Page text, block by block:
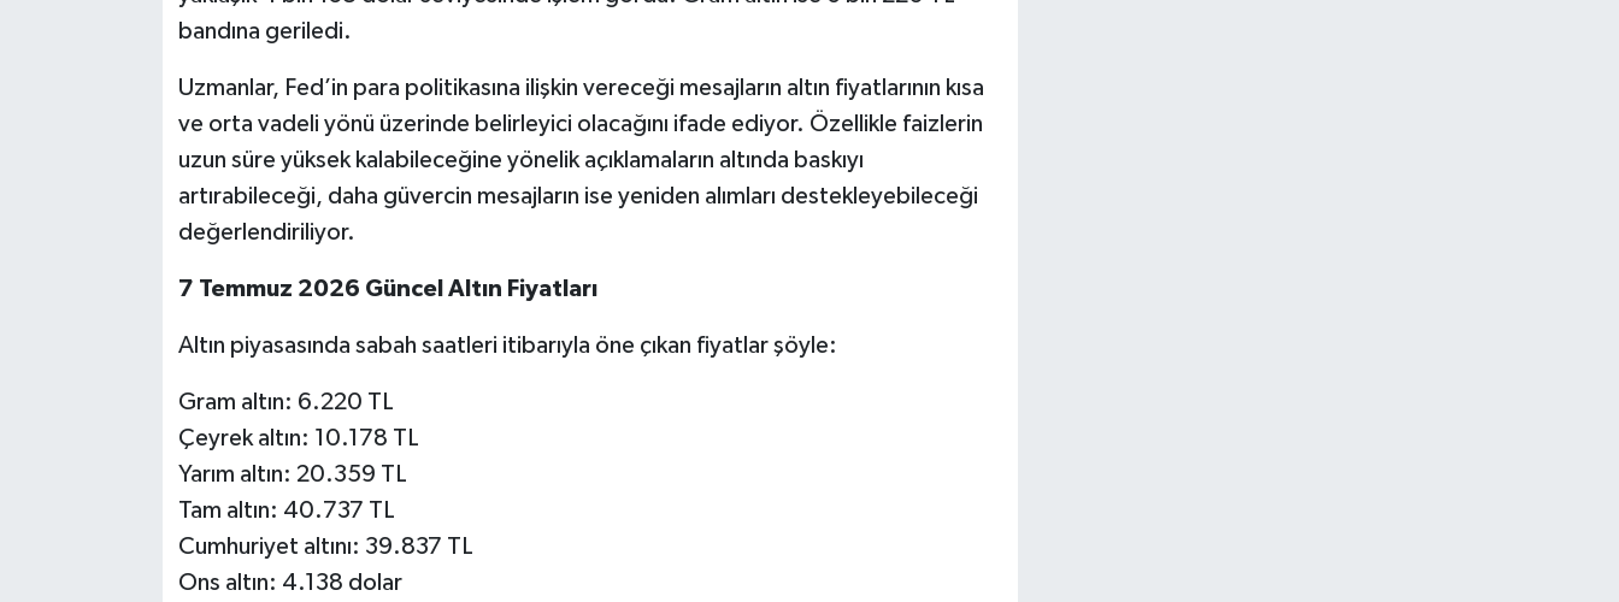
bandına geriledi.
Uzmanlar, Fed’in para politikasına ilişkin vereceği mesajların altın fiyatlarının kısa
ve orta vadeli yönü üzerinde belirleyici olacağını ifade ediyor. Özellikle faizlerin
uzun süre yüksek kalabileceğine yönelik açıklamaların altında baskıyı
artırabileceği, daha güvercin mesajların ise yeniden alımları destekleyebileceği
değerlendiriliyor.
7 Temmuz 2026 Güncel Altın Fiyatları
Altın piyasasında sabah saatleri itibarıyla öne çıkan fiyatlar şöyle:
Gram altın: 6.220 TL
Çeyrek altın: 10.178 TL
Yarım altın: 20.359 TL
Tam altın: 40.737 TL
Cumhuriyet altını: 39.837 TL
Ons altın: 4.138 dolar